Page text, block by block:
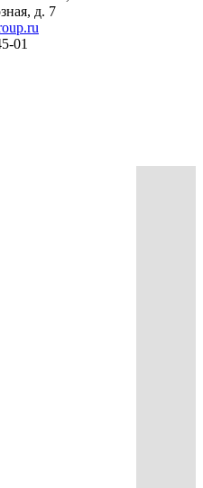
д. 7
01